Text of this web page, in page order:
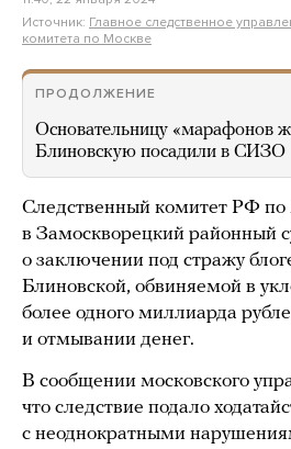
Источник: Главное следственное
комитета по Москве
ПРОДОЛЖЕНИЕ
Основательницу «марафонов
Блиновскую посадили в СИЗО
Следственный комитет РФ по
в Замоскворецкий районный
о заключении под стражу
Блиновской, обвиняемой в
более одного миллиарда
и отмывании денег.
В сообщении московского
что следствие подало
с неоднократными